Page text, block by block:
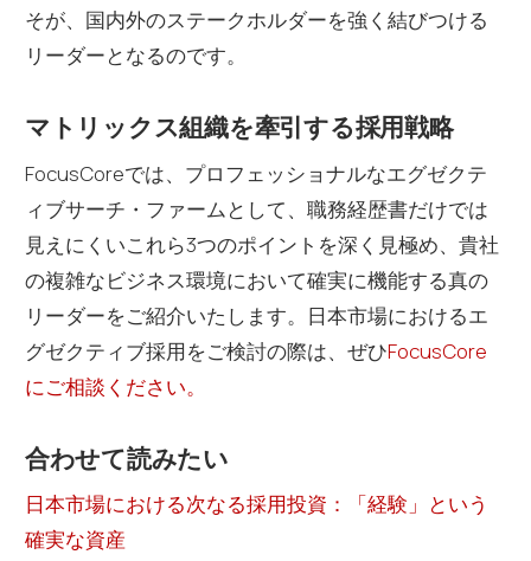
そが、国内外のステークホルダーを強く結びつける
リーダーとなるのです。
マトリックス組織を牽引する採用戦略
FocusCoreでは、プロフェッショナルなエグゼクテ
ィブサーチ・ファームとして、職務経歴書だけでは
見えにくいこれら3つのポイントを深く見極め、貴社
の複雑なビジネス環境において確実に機能する真の
リーダーをご紹介いたします。日本市場におけるエ
グゼクティブ採用をご検討の際は、ぜひFocusCore
にご相談ください。
合わせて読みたい
日本市場における次なる採用投資：「経験」という
確実な資産